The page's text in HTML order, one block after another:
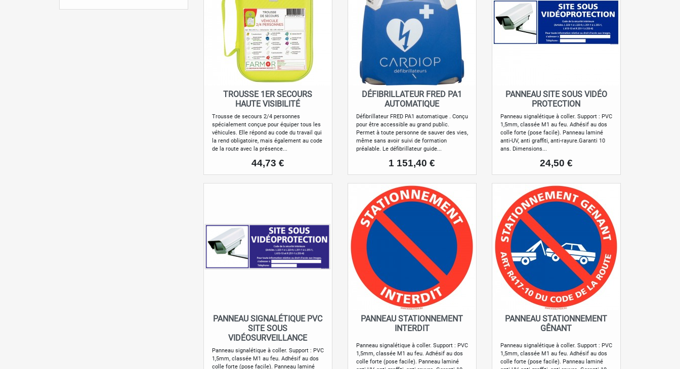
Aperçu rapide
TROUSSE 1ER SECOURS
HAUTE VISIBILITÉ
Trousse de secours 2/4 personnes
spécialement conçue pour équiper tous les
véhicules. Elle répond au code du travail qui
la rend obligatoire, mais également au code
de la route avec la présence...
Prix
44,73 €
Aperçu rapide
DÉFIBRILLATEUR FRED PA1
AUTOMATIQUE
Défibrillateur FRED PA1 automatique . Conçu
pour être accessible au grand public.
Permet à toute personne de sauver des vies,
même sans avoir suivi de formation
préalable. Le défibrillateur guide...
Prix
1 151,40 €
Aperçu rapide
PANNEAU SITE SOUS VIDÉO
PROTECTION
Panneau signalétique à coller. Support : PVC
1,5mm, classée M1 au feu. Adhésif au dos
colle forte (pose facile). Panneau laminé
anti-UV, anti graffiti, anti-rayure.Garanti 10
ans. Dimensions...
Prix
24,50 €
Aperçu rapide
PANNEAU SIGNALÉTIQUE PVC
SITE SOUS
VIDÉOSURVEILLANCE
Panneau signalétique à coller. Support : PVC
1,5mm, classée M1 au feu. Adhésif au dos
colle forte (pose facile). Panneau laminé
Aperçu rapide
PANNEAU STATIONNEMENT
INTERDIT
Panneau signalétique à coller. Support : PVC
1,5mm, classée M1 au feu. Adhésif au dos
colle forte (pose facile). Panneau laminé
Aperçu rapide
PANNEAU STATIONNEMENT
GÊNANT
Panneau signalétique à coller. Support : PVC
1,5mm, classée M1 au feu. Adhésif au dos
colle forte (pose facile). Panneau laminé